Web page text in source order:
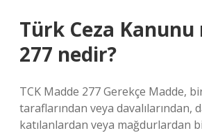
Türk Ceza Kanunu
277 nedir?
TCK Madde 277 Gerekçe Madde,
taraflarından veya davalılarından,
katılanlardan veya mağdurlardan